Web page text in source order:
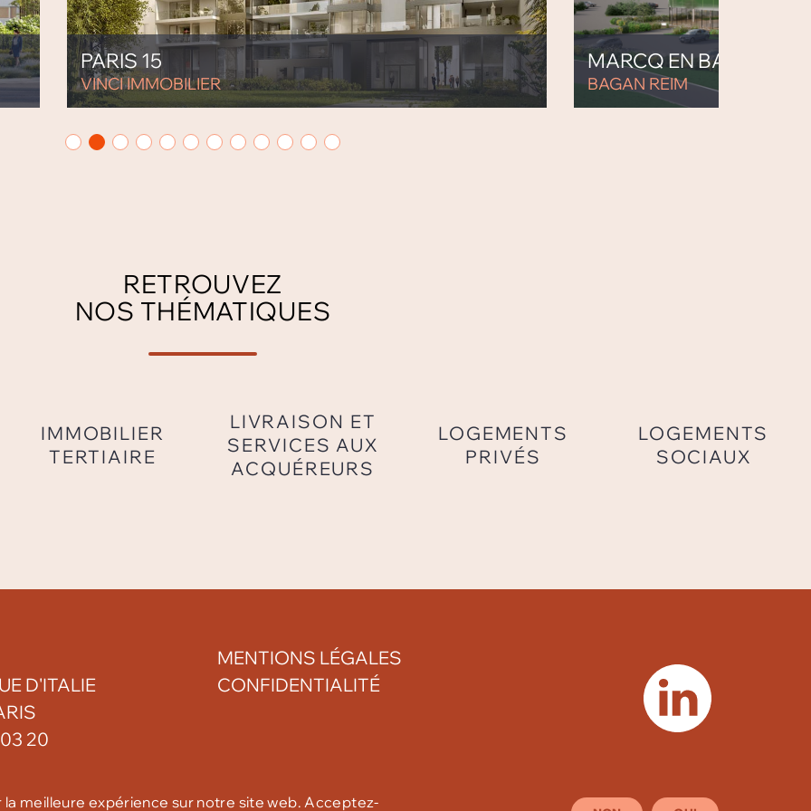
PARIS 15
VINCI IMMOBILIER
MARCQ EN BAROEUL
BAGAN REIM
RETROUVEZ
NOS THÉMATIQUES
IMMOBILIER
TERTIAIRE
LIVRAISON ET
SERVICES AUX
ACQUÉREURS
LOGEMENTS
PRIVÉS
LOGEMENTS
SOCIAUX
D'ITALIE
20
MENTIONS LÉGALES
CONFIDENTIALITÉ
meilleure expérience sur notre site web. Acceptez-